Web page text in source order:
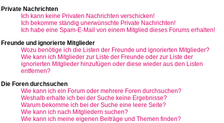
Private Nachrichten
Ich kann keine Privaten Nachrichten verschicken!
Ich bekomme ständig unerwünschte Private Nachrichten!
Ich habe eine Spam-E-Mail von einem Mitglied dieses Forums erhalten!
Freunde und ignorierte Mitglieder
Wozu benötige ich die Listen der Freunde und ignorierten Mitglieder?
Wie kann ich Mitglieder zur Liste der Freunde oder zur Liste der
ignorierten Mitglieder hinzufügen oder diese wieder aus den Listen
entfernen?
Die Foren durchsuchen
Wie kann ich ein Forum oder mehrere Foren durchsuchen?
Weshalb erhalte ich bei der Suche keine Ergebnisse?
Warum bekomme ich bei der Suche eine leere Seite?
Wie kann ich nach Mitgliedern suchen?
Wie kann ich meine eigenen Beiträge und Themen finden?